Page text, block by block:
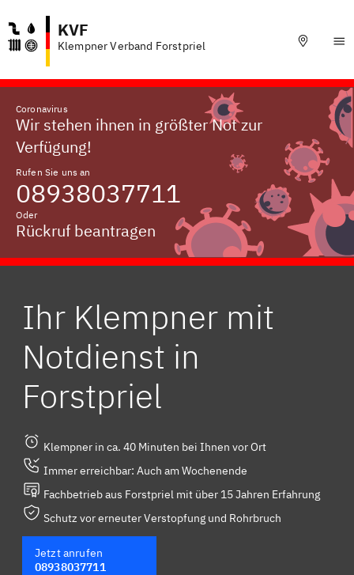
KVF
Klempner Verband Forstpriel
Coronavirus
Wir stehen ihnen in größter Not zur
Verfügung!
Rufen Sie uns an
08938037711
Oder
Rückruf beantragen
Ihr Klempner mit
Notdienst in
Forstpriel
Klempner in ca. 40 Minuten bei Ihnen vor Ort
Immer erreichbar: Auch am Wochenende
Fachbetrieb aus Forstpriel mit über 15 Jahren Erfahrung
Schutz vor erneuter Verstopfung und Rohrbruch
Jetzt anrufen
08938037711